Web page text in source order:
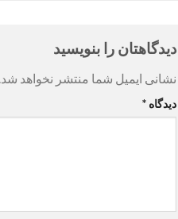
دیدگاهتان را بنویسید
نشانی ایمیل شما منتشر نخواهد شد.
دیدگاه*